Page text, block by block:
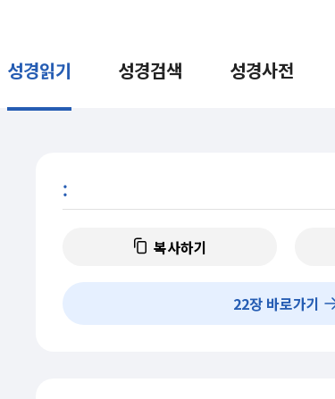
성경읽기 성경검색 성경사전
:
복사하기
22장 바로가기